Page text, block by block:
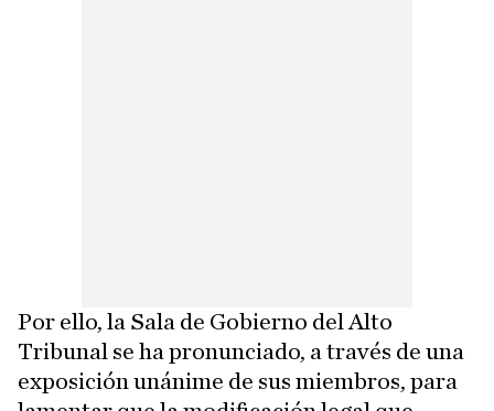
Por ello, la Sala de Gobierno del Alto
Tribunal se ha pronunciado, a través de una
exposición unánime de sus miembros, para